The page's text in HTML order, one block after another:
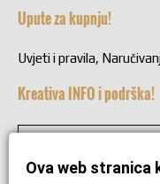
Upute za kupnju!
Uvjeti i pravila,
Kreativa INFO i podrška!
Ova web